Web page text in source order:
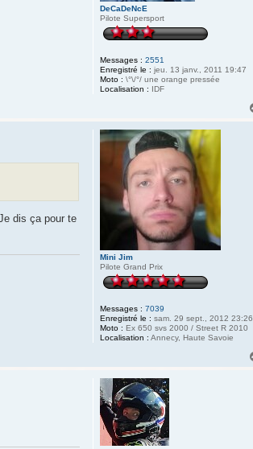
DeCaDeNcE
Pilote Supersport
Messages : 2551
Enregistré le : jeu. 13 janv., 2011 19:47
Moto : \°\/°/ une orange pressée
Localisation : IDF
Mini Jim
Pilote Grand Prix
Messages : 7039
Enregistré le : sam. 29 sept., 2012 23:26
Moto : Ex 650 svs 2000 / Street R 2010
Localisation : Annecy, Haute Savoie
dis ça pour te